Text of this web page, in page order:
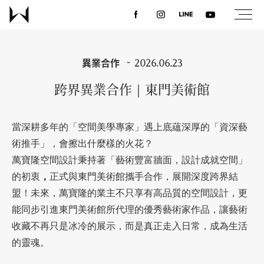
最新消息
設計案例
課程講座
異業合作 2026.06.23
跨界異業合作｜東門美術館
當深耕多年的「空間美學專家」遇上底蘊深厚的「資深藝
術推手」，會擦出什麼樣的火花？
萬寶隆空間設計秉持著「藝術豐富牆面，設計成就空間」
的初衷 ， 正式與東門美術館攜手合作，展開深度跨界結
盟！未來，萬寶隆的業主不只享有高品質的空間設計，更
能同步引進東門美術館所代理的優秀藝術家作品，讓藝術
收藏不再只是冰冷的展示，而是真正走入日常，成為生活
的靈魂。